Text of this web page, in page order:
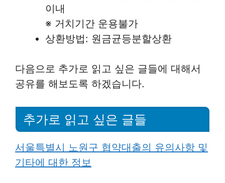
이내
※ 거치기간 운용불가
상환방법: 원금균등분할상환
다음으로 추가로 읽고 싶은 글들에 대해서
공유를 해보도록 하겠습니다.
추가로 읽고 싶은 글들
서울특별시 노원구 협약대출의 유의사항 및
기타에 대한 정보